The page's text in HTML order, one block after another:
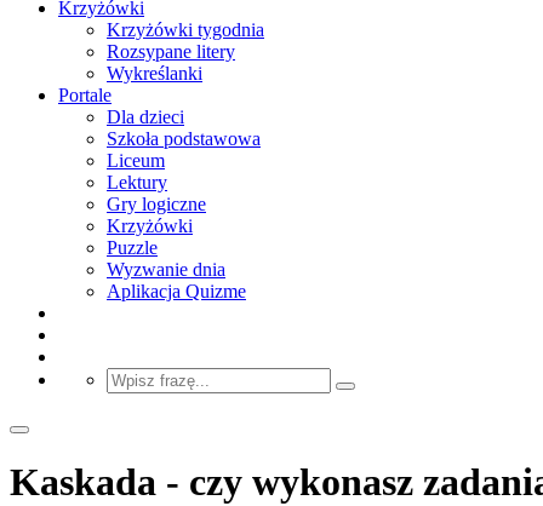
Krzyżówki
Krzyżówki tygodnia
Rozsypane litery
Wykreślanki
Portale
Dla dzieci
Szkoła podstawowa
Liceum
Lektury
Gry logiczne
Krzyżówki
Puzzle
Wyzwanie dnia
Aplikacja Quizme
Kaskada - czy wykonasz